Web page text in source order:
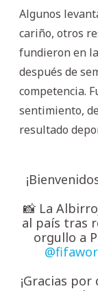
Algunos
cariño, otros
fundieron en
después de
competencia.
sentimiento,
resultado
📸 La
al país tras
orgullo a
¡Gracias